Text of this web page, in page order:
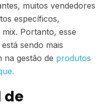
muitos vendedores
específicos,
Portanto, esse
sendo mais
na gestão de produtos
de